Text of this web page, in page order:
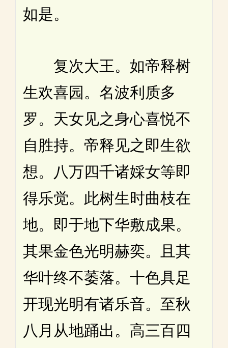
如是。
复次大王。如帝释树
生欢喜园。名波利质多
罗。天女见之身心喜悦不
自胜持。帝释见之即生欲
想。八万四千诸婇女等即
得乐觉。此树生时曲枝在
地。即于地下华敷成果。
其果金色光明赫奕。且其
华叶终不萎落。十色具足
开现光明有诸乐音。至秋
八月从地踊出。高三百四